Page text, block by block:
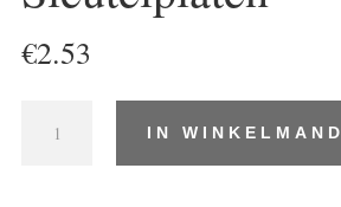
€2.53
aantal
IN WINKELMAND